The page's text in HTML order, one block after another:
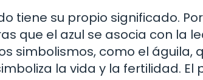
tiene su propio significado.
que el azul se asocia con la
simbolismos, como el águila,
la vida y la fertilidad. El